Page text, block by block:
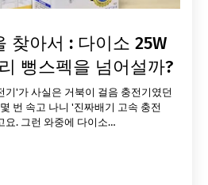
찾아서 : 다이소 25W
뻥스펙을 넘어설까?
기'가 사실은 거북이 걸음 충전기였던
번 속고 나니 '진짜배기 고속 충전
요. 그런 와중에 다이소…